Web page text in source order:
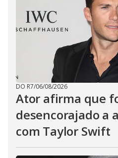
DO R7/06/08/2026
Ator afirma que
desencorajado a
com Taylor Swift